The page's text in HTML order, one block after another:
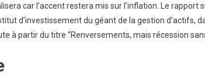
car l’accent restera mis sur l’inflation. Le rapport
d’investissement du géant de la gestion d’actifs,
à partir du titre “Renversements, mais récession